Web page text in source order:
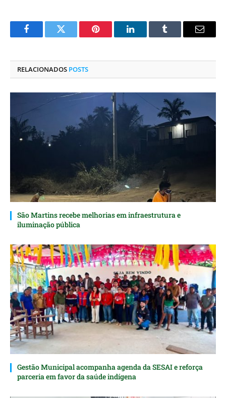
FacebookTwitter Pinterest O
Tumblr
E-
RELACIONADOS POSTS
São Martins recebe melhorias em infraestrutura e
iluminação pública
Gestão Municipal acompanha agenda da SESAI e reforça
parceria em favor da saúde indígena